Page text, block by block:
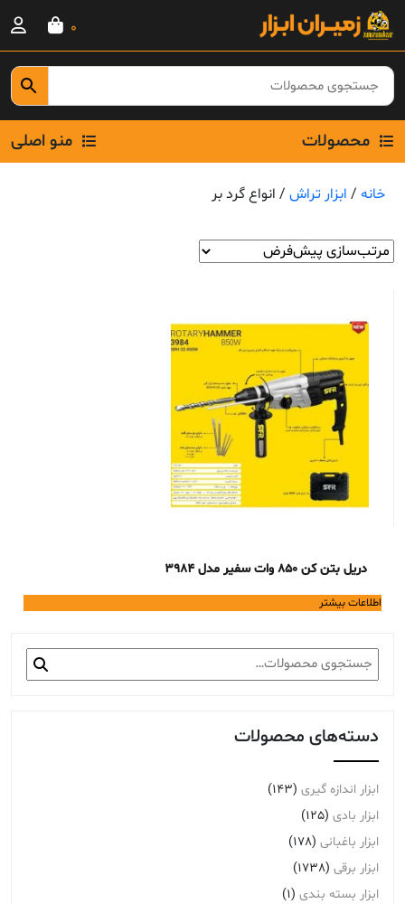
Skip
content
0
محصولات منو اصلی
خانه / ابزار تراش / انواع گرد بر
دریل بتن کن 850 وات سفیر مدل 3984
اطلاعات بیشتر
جستجو
برای:
دسته‌های محصولات
ابزار اندازه گیری (143)
ابزار بادی (125)
ابزار باغبانی (178)
ابزار برقی (1738)
ابزار بسته بندی (1)